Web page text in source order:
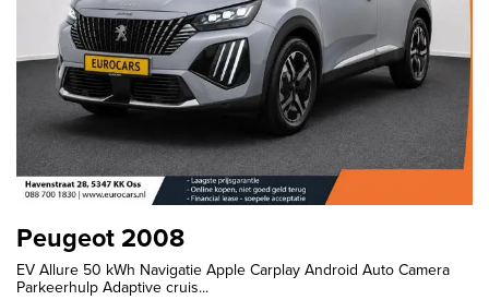
Peugeot 2008
EV Allure 50 kWh Navigatie Apple Carplay Android Auto Camera
Parkeerhulp Adaptive cruis...